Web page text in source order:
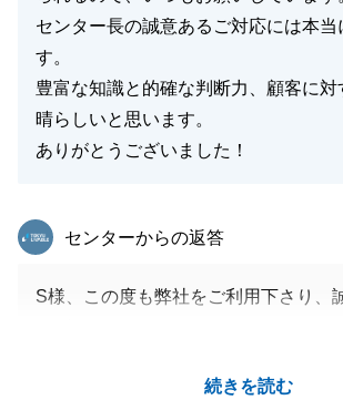
センター長の誠意あるご対応には本当
す。
豊富な知識と的確な判断力、顧客に
晴らしいと思います。
ありがとうございました！
続きを読む
東急リバブル
センターからの返答
S様、この度も弊社をご利用下さり、
つなげることができ、私も嬉しく思い